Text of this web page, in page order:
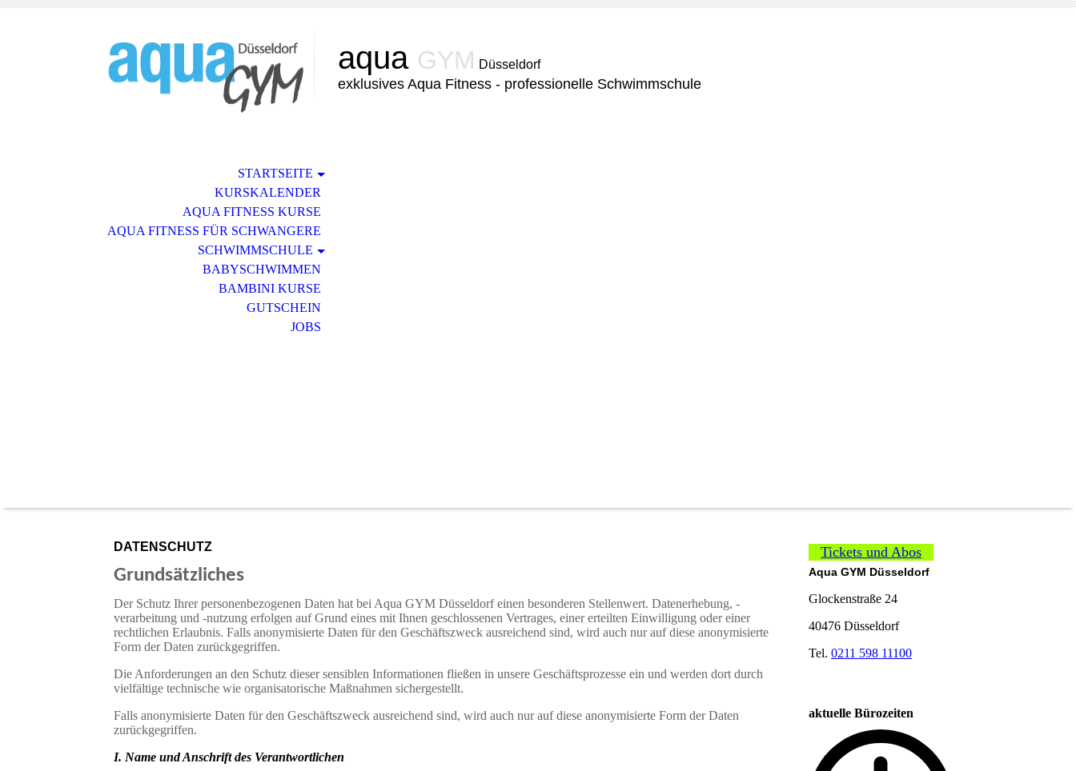
aqua GYM Düsseldorf
exklusives Aqua Fitness - professionelle Schwimmschule
STARTSEITE
KURSKALENDER
AQUA FITNESS KURSE
AQUA FITNESS FÜR SCHWANGERE
SCHWIMMSCHULE
BABYSCHWIMMEN
BAMBINI KURSE
GUTSCHEIN
JOBS
DATENSCHUTZ
Grundsätzliches
Der Schutz Ihrer personenbezogenen Daten hat bei Aqua GYM Düsseldorf einen besonderen Stellenwert. Datenerhebung, -
verarbeitung und -nutzung erfolgen auf Grund eines mit Ihnen geschlossenen Vertrages, einer erteilten Einwilligung oder einer
rechtlichen Erlaubnis. Falls anonymisierte Daten für den Geschäftszweck ausreichend sind, wird auch nur auf diese anonymisierte
Form der Daten zurückgegriffen.
Die Anforderungen an den Schutz dieser sensiblen Informationen fließen in unsere Geschäftsprozesse ein und werden dort durch
vielfältige technische wie organisatorische Maßnahmen sichergestellt.
Falls anonymisierte Daten für den Geschäftszweck ausreichend sind, wird auch nur auf diese anonymisierte Form der Daten
zurückgegriffen.
I. Name und Anschrift des Verantwortlichen
Tickets und Abos
Aqua GYM Düsseldorf
Glockenstraße 24
40476 Düsseldorf
Tel. 0211 598 11100
aktuelle Bürozeiten